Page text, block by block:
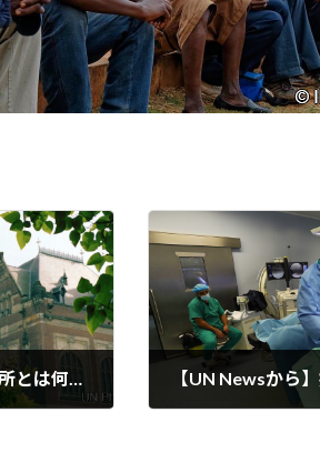
【UN Newsから】国際司法裁判所とは何か？